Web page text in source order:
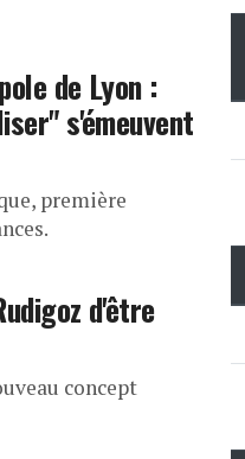
de Lyon :
s'émeuvent
première
d'être
concept